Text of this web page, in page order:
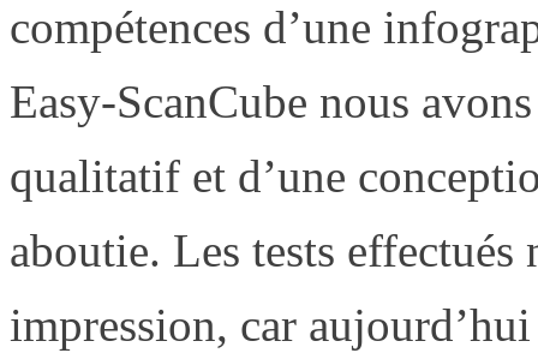
compétences d’une
Easy-ScanCube nous
qualitatif et d’une
aboutie. Les tests
impression, car